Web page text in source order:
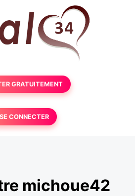
GRATUITEMENT
SE CONNECTER
michoue42